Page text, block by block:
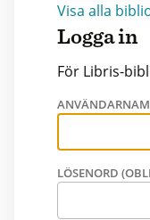
Visa alla
Logga in
För Libris-
LÖSENORD